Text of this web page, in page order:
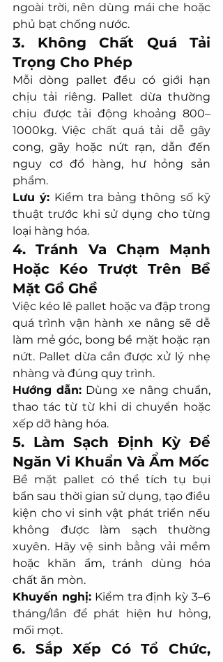
ngoài trời, nên dùng mái che hoặc
phủ bạt chống nước.
3. Không Chất Quá Tải
Trọng Cho Phép
Mỗi dòng pallet đều có giới hạn
chịu tải riêng. Pallet dừa thường
chịu được tải động khoảng 800–
1000kg. Việc chất quá tải dễ gây
cong, gãy hoặc nứt rạn, dẫn đến
nguy cơ đổ hàng, hư hỏng sản
phẩm.
Lưu ý: Kiểm tra bảng thông số kỹ
thuật trước khi sử dụng cho từng
loại hàng hóa.
4. Tránh Va Chạm Mạnh
Hoặc Kéo Trượt Trên Bề
Mặt Gồ Ghề
Việc kéo lê pallet hoặc va đập trong
quá trình vận hành xe nâng sẽ dễ
làm mẻ góc, bong bề mặt hoặc rạn
nứt. Pallet dừa cần được xử lý nhẹ
nhàng và đúng quy trình.
Hướng dẫn: Dùng xe nâng chuẩn,
thao tác từ từ khi di chuyển hoặc
xếp dỡ hàng hóa.
5. Làm Sạch Định Kỳ Để
Ngăn Vi Khuẩn Và Ẩm Mốc
Bề mặt pallet có thể tích tụ bụi
bẩn sau thời gian sử dụng, tạo điều
kiện cho vi sinh vật phát triển nếu
không được làm sạch thường
xuyên. Hãy vệ sinh bằng vải mềm
hoặc khăn ẩm, tránh dùng hóa
chất ăn mòn.
Khuyến nghị: Kiểm tra định kỳ 3–6
tháng/lần để phát hiện hư hỏng,
mối mọt.
6. Sắp Xếp Có Tổ Chức,